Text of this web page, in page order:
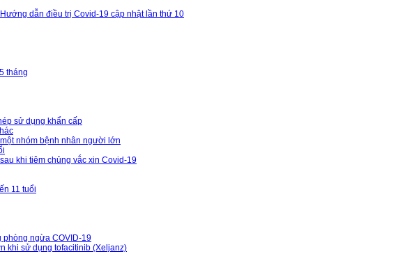
dẫn điều trị Covid-19 cập nhật lần thứ 10
tháng
sử dụng khẩn cấp
nhóm bệnh nhân người lớn
khi tiêm chủng vắc xin Covid-19
11 tuổi
phòng ngừa COVID-19
khi sử dụng tofacitinib (Xeljanz)